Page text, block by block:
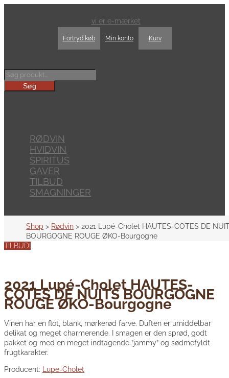
vi er e-mærket
Fortryd køb Min konto Kurv
Products
searchSøg
RØDVIN
HVIDVIN
SPIRITUS
GAVER
TILBUD
SMAGNINGER
Shop > Rødvin > 2021 Lupé-Cholet HAUTES-COTES DE
BOURGOGNE ROUGE ØKO-Bourgogne
TILBUD!
2021 Lupé-Cholet HAUTES-
COTES DE NUITS BOURGOGNE
ROUGE ØKO-Bourgogne
Vinen har en flot, blank, mørkerød farve. Duften er umiddelbar
delikat og meget charmerende. I smagen er den sprød, godt
pakket og med en meget indtagende ”jammy” og sødmefyldt
frugtkarakter.
Producent: Lupe-Cholet